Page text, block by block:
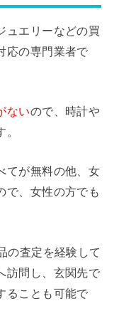
ュエリーなどの買
応の専門業者で
ないので、時計や
てが無料の他、女
で、女性の方でも
の査定を経験して
訪問し、玄関先で
ることも可能で